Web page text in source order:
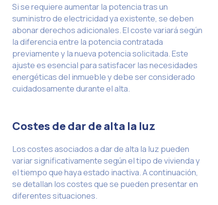
Si se requiere aumentar la potencia tras un
suministro de electricidad ya existente, se deben
abonar derechos adicionales. El coste variará según
la diferencia entre la potencia contratada
previamente y la nueva potencia solicitada. Este
ajuste es esencial para satisfacer las necesidades
energéticas del inmueble y debe ser considerado
cuidadosamente durante el alta.
Costes de dar de alta la luz
Los costes asociados a dar de alta la luz pueden
variar significativamente según el tipo de vivienda y
el tiempo que haya estado inactiva. A continuación,
se detallan los costes que se pueden presentar en
diferentes situaciones.